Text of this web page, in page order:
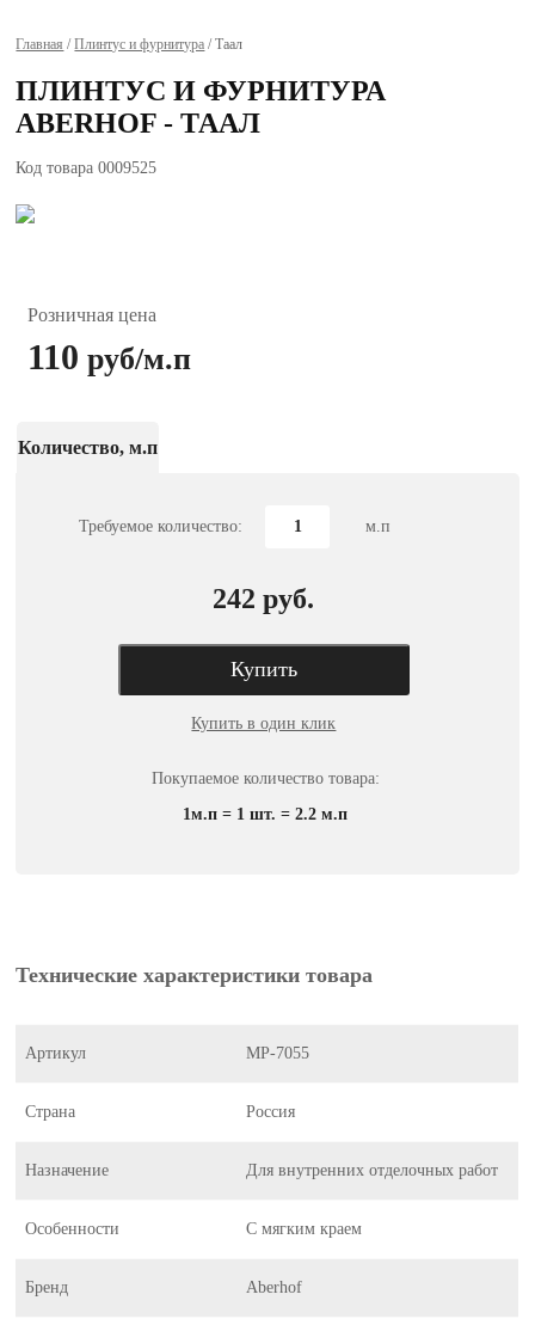
Главная /Плинтус и фурнитура / Таал
ПЛИНТУС И ФУРНИТУРА
ABERHOF - ТААЛ
Код товара0009525
Розничная цена
110 руб/м.п
Количество, м.п
Требуемое количество: м.п
242 руб.
Купить
Купить в один клик
Покупаемое количество товара:
1м.п = 1 шт. = 2.2 м.п
Технические характеристики товара
Артикул MP-7055
Страна Россия
Назначение Для внутренних отделочных работ
Особенности С мягким краем
Бренд Aberhof